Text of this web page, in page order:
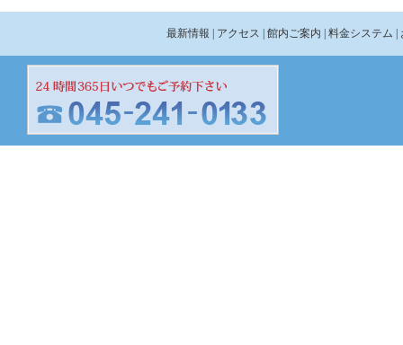
最新情報 | アクセス | 館内ご案内 | 料金システム